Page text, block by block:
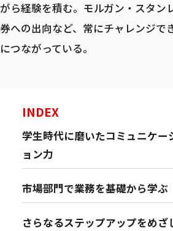
ウェルカムバック採用
がら経験を積む。モルガン・スタン
券への出向など、常にチャレンジで
につながっている。
INDEX
学生時代に磨いたコミュニケー
ョン力
市場部門で業務を基礎から学ぶ
さらなるステップアップをめざ